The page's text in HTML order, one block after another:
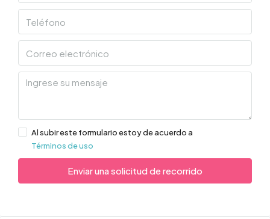
Al subir este formulario estoy de acuerdo a
Términos de uso
Enviar una solicitud de recorrido